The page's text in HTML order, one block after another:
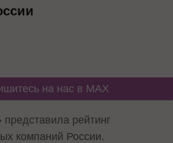
на нас в MAX
рейтинг
компаний России.